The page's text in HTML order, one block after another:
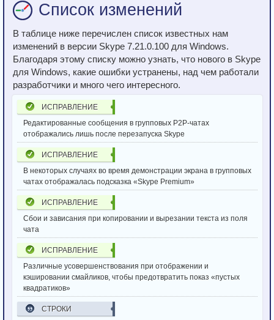
Список изменений
В таблице ниже перечислен список известных нам
изменений в версии Skype 7.21.0.100 для Windows.
Благодаря этому списку можно узнать, что нового в Skype
для Windows, какие ошибки устранены, над чем работали
разработчики и много чего интересного.
ИСПРАВЛЕНИЕ
Редактированные сообщения в групповых P2P-чатах
отображались лишь после перезапуска Skype
ИСПРАВЛЕНИЕ
В некоторых случаях во время демонстрации экрана в групповых
чатах отображалась подсказка «Skype Premium»
ИСПРАВЛЕНИЕ
Сбои и зависания при копировании и вырезании текста из поля
чата
ИСПРАВЛЕНИЕ
Различные усовершенствования при отображении и
кэшировании смайликов, чтобы предотвратить показ «пустых
квадратиков»
СТРОКИ